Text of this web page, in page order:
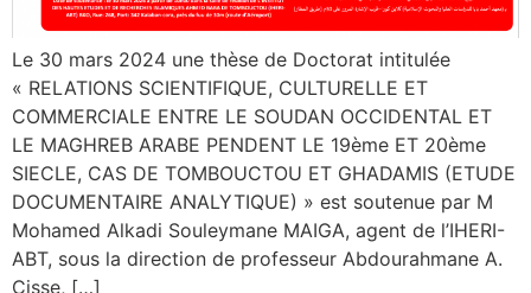
Le 30 mars 2024 une thèse de Doctorat intitulée
« RELATIONS SCIENTIFIQUE, CULTURELLE ET
COMMERCIALE ENTRE LE SOUDAN OCCIDENTAL ET
LE MAGHREB ARABE PENDENT LE 19ème ET 20ème
SIECLE, CAS DE TOMBOUCTOU ET GHADAMIS (ETUDE
DOCUMENTAIRE ANALYTIQUE) » est soutenue par M
Mohamed Alkadi Souleymane MAIGA, agent de l’IHERI-
ABT, sous la direction de professeur Abdourahmane A.
Cisse, […]